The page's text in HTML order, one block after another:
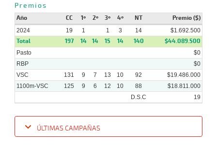
Premios
Año CC 1º 2º 3º 4º NT Premio ($)
2024 19 1 1 3 14 $1.692.500
Total 197 14 14 15 14 140 $44.089.500
Pasto
$0
RBP
$0
VSC
131 9 7 13 10 92
$19.486.000
1100m-VSC
125 9 6 12 10 88
$18.811.000
D.S.C
19
ÚLTIMAS CAMPAÑAS